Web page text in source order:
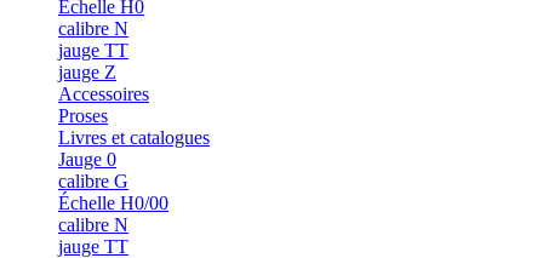
Échelle H0
calibre N
jauge TT
jauge Z
Accessoires
Proses
Livres et catalogues
Jauge 0
calibre G
Échelle H0/00
calibre N
jauge TT